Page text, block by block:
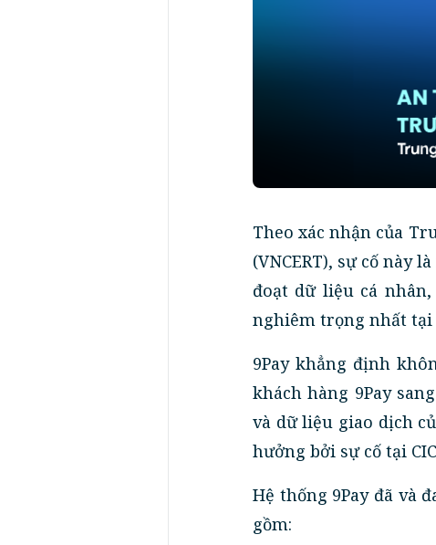
Theo xác nhận của
(VNCERT), sự cố này
đoạt dữ liệu cá
nghiêm trọng nhất tại
9Pay khẳng định
khách hàng 9Pay
và dữ liệu giao dịch
hưởng bởi sự cố tại
Hệ thống 9Pay đã và
gồm: